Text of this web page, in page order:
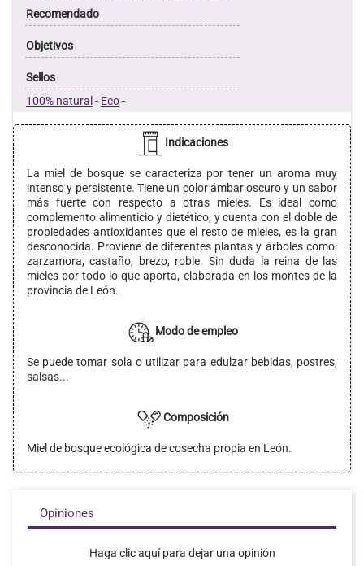
Recomendado
Objetivos
Sellos
100% natural- Eco-
Indicaciones
La miel de bosque se caracteriza por tener un aroma muy
intenso y persistente. Tiene un color ámbar oscuro y un sabor
más fuerte con respecto a otras mieles. Es ideal como
complemento alimenticio y dietético, y cuenta con el doble de
propiedades antioxidantes que el resto de mieles, es la gran
desconocida. Proviene de diferentes plantas y árboles como:
zarzamora, castaño, brezo, roble. Sin duda la reina de las
mieles por todo lo que aporta, elaborada en los montes de la
provincia de León.
Modo de empleo
Se puede tomar sola o utilizar para edulzar bebidas, postres,
salsas...
Composición
Miel de bosque ecológica de cosecha propia en León.
Opiniones
Haga clic aquí para dejar una opinión